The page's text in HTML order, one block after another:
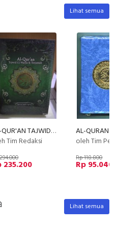
Lihat semua
AL-QUR'AN TAJWID BESAR - LINE (Tajwid 12 Warna & Terjemah)
Tim Redaksi
235.200
oleh Tim
Rp 118.800
Rp 95.040
Lihat semua